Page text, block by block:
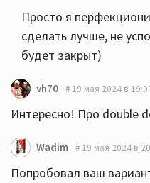
Просто я
сделать лучше, не
будет закрыт)
vh70 19 мая 2024 в
Интересно! Про double
Wadim 19 мая 2024 в
Попробовал ваш